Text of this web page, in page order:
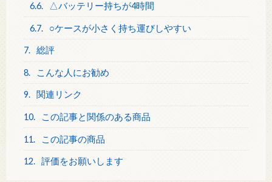
6.6. △バッテリー持ちが4時間
6.7. ○ケースが小さく持ち運びしやすい
7. 総評
8. こんな人にお勧め
9. 関連リンク
10. この記事と関係のある商品
11. この記事の商品
12. 評価をお願いします